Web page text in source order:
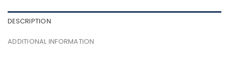
DESCRIPTION
ADDITIONAL INFORMATION